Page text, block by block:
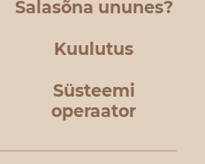
Salasõna ununes?
Kuulutus
Süsteemi
operaator